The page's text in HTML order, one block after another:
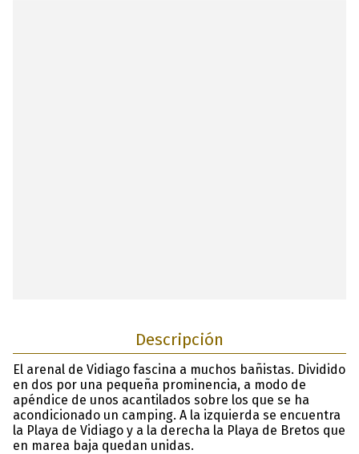
Descripción
El arenal de Vidiago fascina a muchos bañistas. Dividido
en dos por una pequeña prominencia, a modo de
apéndice de unos acantilados sobre los que se ha
acondicionado un camping. A la izquierda se encuentra
la Playa de Vidiago y a la derecha la Playa de Bretos que
en marea baja quedan unidas.